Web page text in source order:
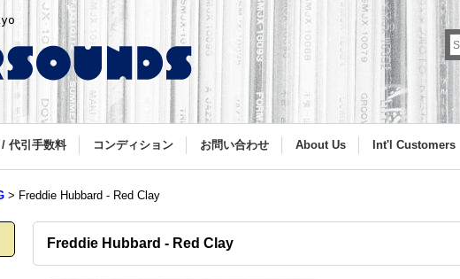
代引手数料 コンディション お問い合わせ About Us Int'l Customers
> Freddie Hubbard - Red Clay
Freddie Hubbard - Red Clay